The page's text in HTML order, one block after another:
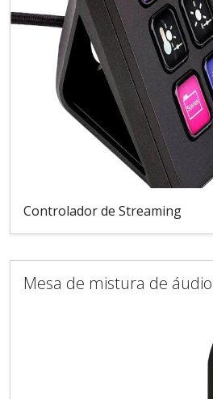
Controlador de Streaming
Mesa de mistura de áudio